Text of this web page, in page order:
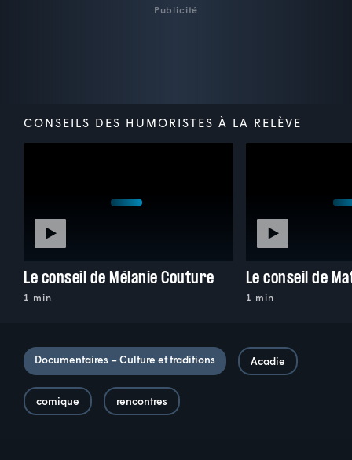
Publicité
CONSEILS DES HUMORISTES À LA RELÈVE
Le conseil de Mélanie Couture
1 min
Le conseil de
1 min
Documentaires – Culture et traditions Acadie
comique rencontres